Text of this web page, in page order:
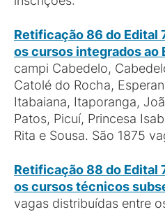
Retificação 86 do Edital
os cursos integrados ao
campi Cabedelo,
Catolé do Rocha,
Itabaiana, Itaporanga,
Patos, Picuí, Princesa
Rita e Sousa. São 1875
Retificação 88 do Edital
os cursos técnicos
vagas distribuídas entre